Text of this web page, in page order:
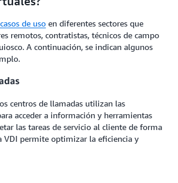
de uso en diferentes sectores que
remotos, contratistas, técnicos de campo
A continuación, se indican algunos
centros de llamadas utilizan las
acceder a información y herramientas
las tareas de servicio al cliente de forma
VDI permite optimizar la eficiencia y